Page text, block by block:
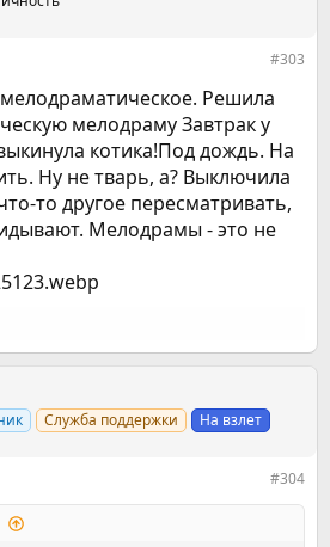
#303
Решила
мелодраму Завтрак у
котика!Под дождь. На
Ну не тварь, а? Выключила
то другое пересматривать,
Мелодрамы - это не
Служба поддержки На взлет
#304